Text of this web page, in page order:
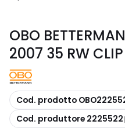
OBO
2007 35 RW
copia
Cod. prodotto
copia
Cod. produttore 2225522